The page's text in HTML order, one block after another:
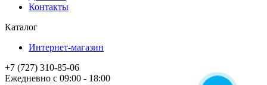
Контакты
Каталог
Интернет-магазин
+7 (727) 310-85-06
Ежедневно с 09:00 - 18:00